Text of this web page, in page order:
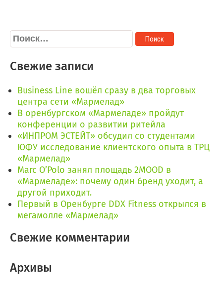
Найти:
Свежие записи
Business Line вошёл сразу в два торговых
центра сети «Мармелад»
В оренбургском «Мармеладе» пройдут
конференции о развитии ритейла
«ИНПРОМ ЭСТЕЙТ» обсудил со студентами
ЮФУ исследование клиентского опыта в ТРЦ
«Мармелад»
Marc O’Polo занял площадь 2MOOD в
«Мармеладе»: почему один бренд уходит, а
другой приходит.
Первый в Оренбурге DDX Fitness открылся в
мегамолле «Мармелад»
Свежие комментарии
Архивы